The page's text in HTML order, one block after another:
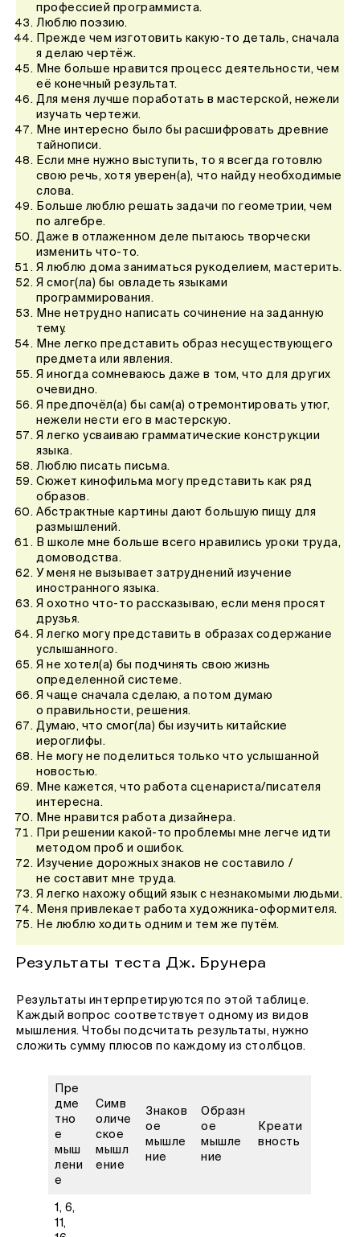
профессией программиста.
Люблю поэзию.
Прежде чем изготовить какую-то деталь, сначала
я делаю чертёж.
Мне больше нравится процесс деятельности, чем
её конечный результат.
Для меня лучше поработать в мастерской, нежели
изучать чертежи.
Мне интересно было бы расшифровать древние
тайнописи.
Если мне нужно выступить, то я всегда готовлю
свою речь, хотя уверен(а), что найду необходимые
слова.
Больше люблю решать задачи по геометрии, чем
по алгебре.
Даже в отлаженном деле пытаюсь творчески
изменить что-то.
Я люблю дома заниматься рукоделием, мастерить.
Я смог(ла) бы овладеть языками
программирования.
Мне нетрудно написать сочинение на заданную
тему.
Мне легко представить образ несуществующего
предмета или явления.
Я иногда сомневаюсь даже в том, что для других
очевидно.
Я предпочёл(а) бы сам(а) отремонтировать утюг,
нежели нести его в мастерскую.
Я легко усваиваю грамматические конструкции
языка.
Люблю писать письма.
Сюжет кинофильма могу представить как ряд
образов.
Абстрактные картины дают большую пищу для
размышлений.
В школе мне больше всего нравились уроки труда,
домоводства.
У меня не вызывает затруднений изучение
иностранного языка.
Я охотно что-то рассказываю, если меня просят
друзья.
Я легко могу представить в образах содержание
услышанного.
Я не хотел(а) бы подчинять свою жизнь
определенной системе.
Я чаще сначала сделаю, а потом думаю
о правильности, решения.
Думаю, что смог(ла) бы изучить китайские
иероглифы.
Не могу не поделиться только что услышанной
новостью.
Мне кажется, что работа сценариста/писателя
интересна.
Мне нравится работа дизайнера.
При решении какой-то проблемы мне легче идти
методом проб и ошибок.
Изучение дорожных знаков не составило /
не составит мне труда.
Я легко нахожу общий язык с незнакомыми людьми.
Меня привлекает работа художника-оформителя.
Не люблю ходить одним и тем же путём.
Результаты теста Дж. Брунера
Результаты интерпретируются по этой таблице.
Каждый вопрос соответствует одному из видов
мышления. Чтобы подсчитать результаты, нужно
сложить сумму плюсов по каждому из столбцов.
Пре
дме
тно
е
мыш
лени
е
Симв
оличе
ское
мышл
ение
Знаков
ое
мышле
ние
Образн
ое
мышле
ние
Креати
вность
1, 6,
11,